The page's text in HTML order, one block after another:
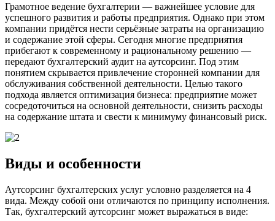
Грамотное ведение бухгалтерии — важнейшее условие для
успешного развития и работы предприятия. Однако при этом
компании придётся нести серьёзные затраты на организацию
и содержание этой сферы. Сегодня многие предприятия
прибегают к современному и рациональному решению —
передают бухгалтерский аудит на аутсорсинг. Под этим
понятием скрывается привлечение сторонней компании для
обслуживания собственной деятельности. Целью такого
подхода является оптимизация бизнеса: предприятие может
сосредоточиться на основной деятельности, снизить расходы
на содержание штата и свести к минимуму финансовый риск.
Виды и особенности
Аутсорсинг бухгалтерских услуг условно разделяется на 4
вида. Между собой они отличаются по принципу исполнения.
Так, бухгалтерский аутсорсинг может выражаться в виде: